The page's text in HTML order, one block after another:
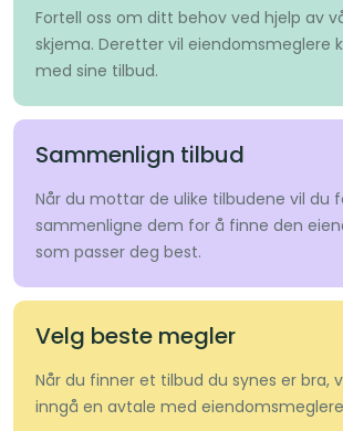
Fortell oss om ditt behov ved hjelp av
skjema. Deretter vil eiendomsmeglere
med sine tilbud.
Sammenlign tilbud
Når du mottar de ulike tilbudene vil du
sammenligne dem for å finne den
som passer deg best.
Velg beste megler
Når du finner et tilbud du synes er bra,
inngå en avtale med